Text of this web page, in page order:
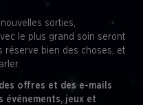
sorties,
le plus grand soin seront
réserve bien des choses, et
offres et des e-mails
événements, jeux et